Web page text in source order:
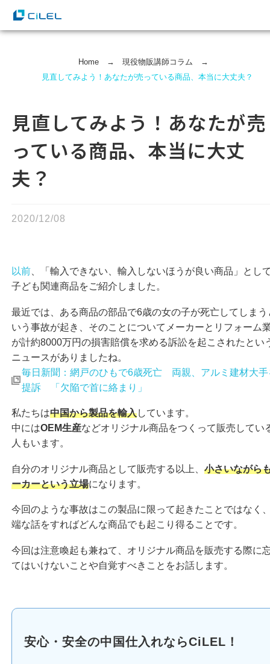
Home→ 現役物販講師コラム →
見直してみよう！あなたが売っている商品、本当に大丈夫？
見直してみよう！あなたが売
っている商品、本当に大丈
夫？
2020/12/08
以前 、「輸入できない、輸入しないほうが良い商品」とし
子ども関連商品をご紹介しました。
最近では、ある商品の部品で6歳の女の子が死亡してしまう
いう事故が起き、そのことについてメーカーとリフォーム
が計約8000万円の損害賠償を求める訴訟を起こされたとい
ニュースがありましたね。
毎日新聞：網戸のひもで6歳死亡 両親、アルミ建材大手
提訴 「欠陥で首に絡まり」
私たちは中国から製品を輸入しています。
中にはOEM生産などオリジナル商品をつくって販売してい
人もいます。
自分のオリジナル商品として販売する以上、 小さいながら
ーカーという立場になります。
今回のような事故はこの製品に限って起きたことではなく
端な話をすればどんな商品でも起こり得ることです。
今回は注意喚起も兼ねて、オリジナル商品を販売する際に
てはいけないことや自覚すべきことをお話します。
安心・安全の中国仕入れならCiLEL！